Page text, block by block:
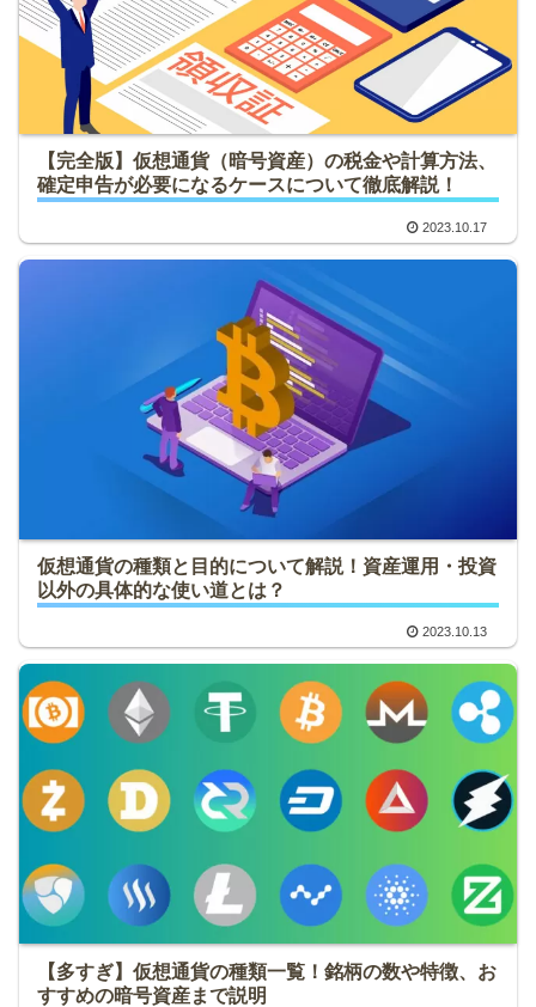
【完全版】仮想通貨（暗号資産）の税金や計算方法、
確定申告が必要になるケースについて徹底解説！
2023.10.17
仮想通貨の種類と目的について解説！資産運用・投資
以外の具体的な使い道とは？
2023.10.13
【多すぎ】仮想通貨の種類一覧！銘柄の数や特徴、お
すすめの暗号資産まで説明